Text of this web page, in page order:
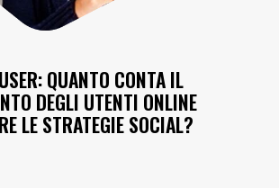
QUANTO CONTA IL
DEGLI UTENTI ONLINE
LE STRATEGIE SOCIAL?